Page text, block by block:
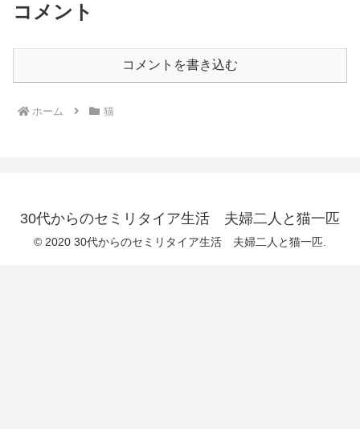
コメント
コメントを書き込む
ホーム 猫
30代からのセミリタイア生活 夫婦二人と猫一匹
© 2020 30代からのセミリタイア生活 夫婦二人と猫一匹.